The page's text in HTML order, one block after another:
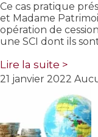
Ce cas pratique
et Madame
opération de
une SCI dont ils
Lire la suite >
21 janvier 2022